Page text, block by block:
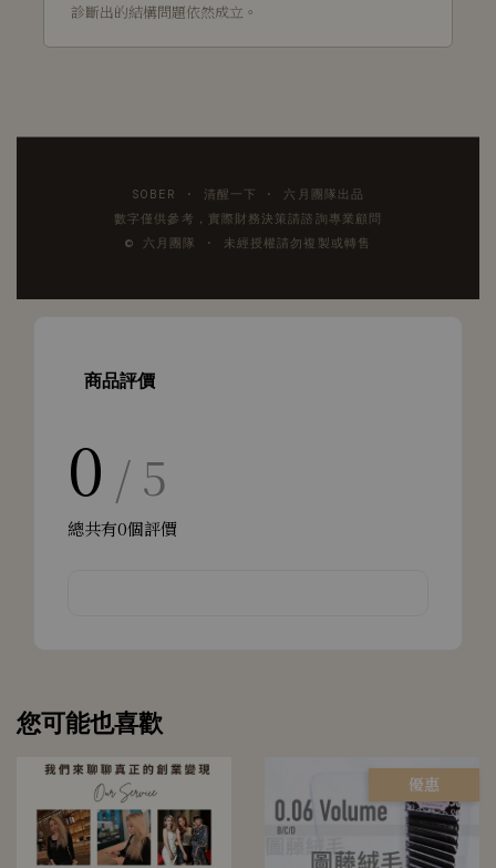
診斷出的結構問題依然成立。
SOBER · 清醒一下 · 六月團隊出品
數字僅供參考，實際財務決策請諮詢專業顧問
© 六月團隊 · 未經授權請勿複製或轉售
商品評價
0 / 5
總共有0個評價
您可能也喜歡
優惠